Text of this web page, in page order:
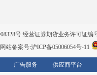
号 经营证券期货业务许可证编
网站备案号:沪ICP备05006054号-11
广告服务 供应商平台